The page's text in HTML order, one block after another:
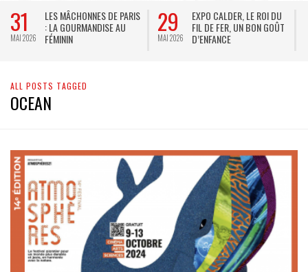
31
MAI 2026
LES MÂCHONNES DE PARIS
: LA GOURMANDISE AU
FÉMININ
29
MAI 2026
EXPO CALDER, LE ROI DU
FIL DE FER, UN BON GOÛT
D’ENFANCE
ALL POSTS TAGGED
OCEAN